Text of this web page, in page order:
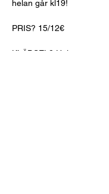
helan går kl19!
PRIS? 15/12€
KLÄDSEL? Halare + som